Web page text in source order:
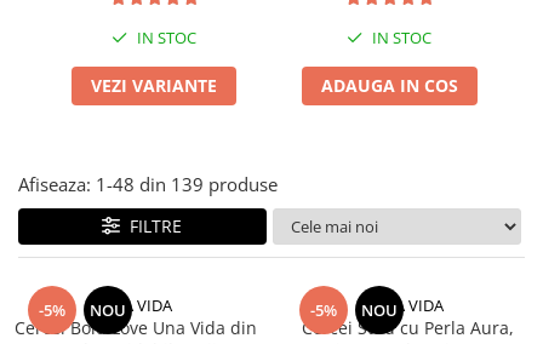
IN STOC
VEZI VARIANTE
IN STOC
ADAUGA IN COS
Afiseaza: 1-48 din 139 produse
FILTRE
-5% NOU
UNA VIDA
Cercei Bold Love Una Vida din
-5% NOU
UNA VIDA
Cercei Stud cu Perla Aura,